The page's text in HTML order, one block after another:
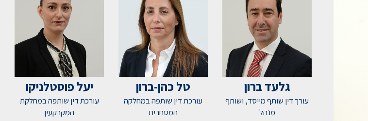
גלעד ברון
עורך דין שותף מייסד, ושותף
מנהל
טל כהן-ברון
עורכת דין שותפה במחלקה
המסחרית
יעל פוסטלניקו
עורכת דין שותפה במחלקת
המקרקעין